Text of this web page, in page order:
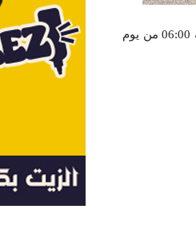
قامت وحدات الحماية المدنية في الــ 24 ساعة الفارطة (من الساعة 06:00 من يوم 2024/06/24 إلى الساعة 06:00 من يوم